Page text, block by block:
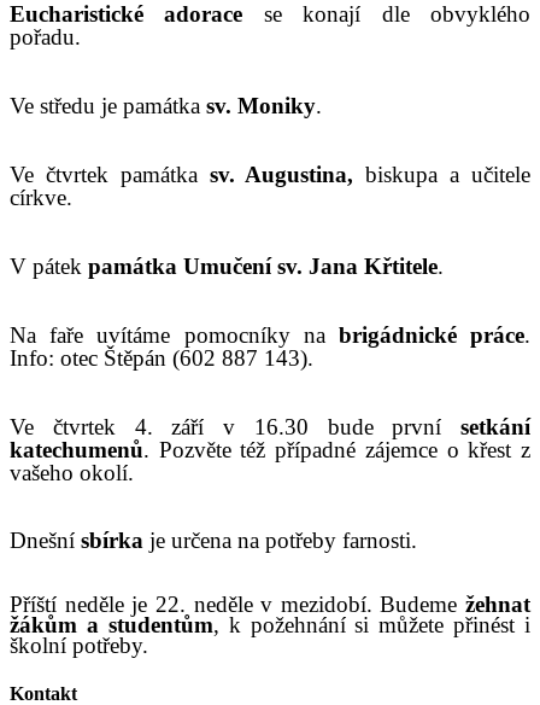
Eucharistické adorace se konají dle obvyklého
pořadu.
Ve středu je památka sv. Moniky.
Ve čtvrtek památka sv.Augustina,biskupa a učitele
církve.
V pátek památka Umučení sv. Jana Křtitele.
Na faře uvítáme pomocníky na brigádnické práce.
Info: otec Štěpán (602 887 143).
Ve čtvrtek 4. září v 16.30 bude první setkání
katechumenů. Pozvěte též případné zájemce o křest z
vašeho okolí.
Dnešní sbírka je určena na potřeby farnosti.
Příští neděleje 22. neděle v mezidobí.Budeme žehnat
žákům a studentům, k požehnání si můžete přinést i
školní potřeby.
Kontakt